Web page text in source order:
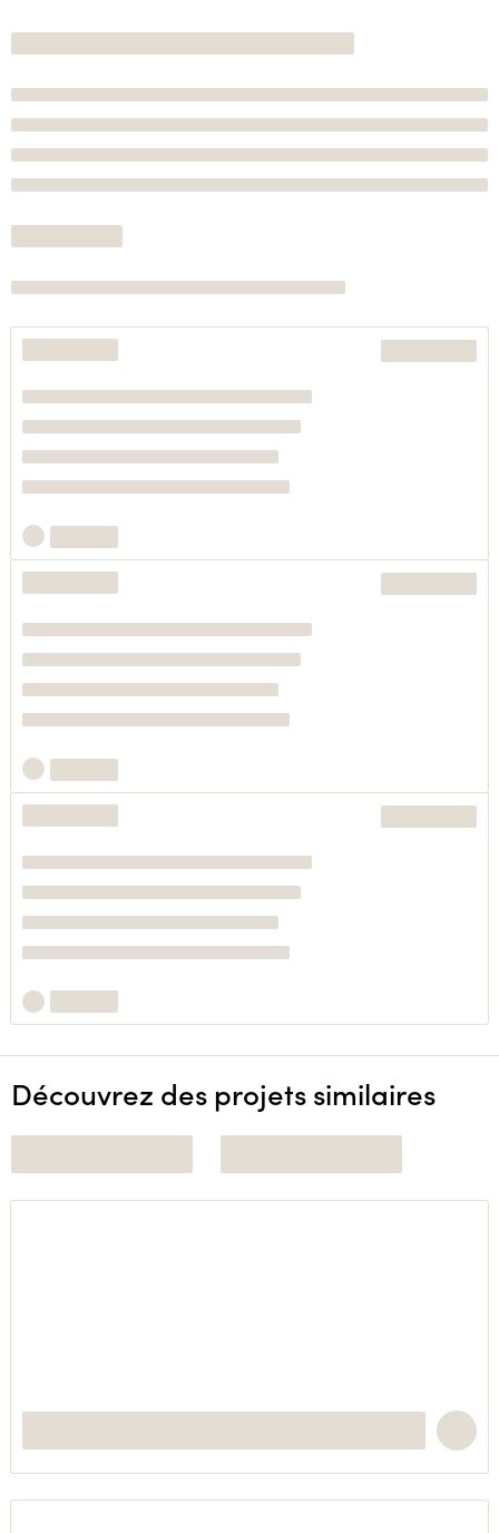
Découvrez des projets similaires